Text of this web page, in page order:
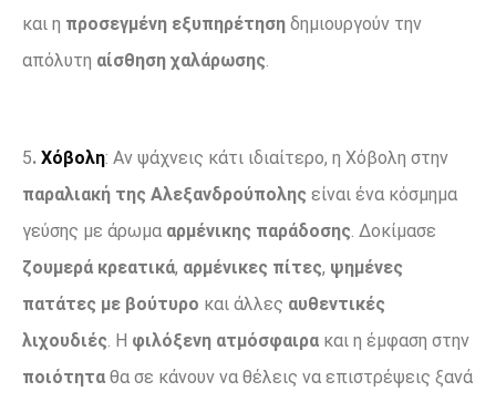
και η προσεγμένη εξυπηρέτηση δημιουργούν την
απόλυτη αίσθηση χαλάρωσης.
5. Χόβολη: Αν ψάχνεις κάτι ιδιαίτερο, η Χόβολη στην
παραλιακή της Αλεξανδρούπολης είναι ένα κόσμημα
γεύσης με άρωμα αρμένικης παράδοσης. Δοκίμασε
ζουμερά κρεατικά, αρμένικες πίτες, ψημένες
πατάτες με βούτυρο και άλλες αυθεντικές
λιχουδιές. Η φιλόξενη ατμόσφαιρα και η έμφαση στην
ποιότητα θα σε κάνουν να θέλεις να επιστρέψεις ξανά